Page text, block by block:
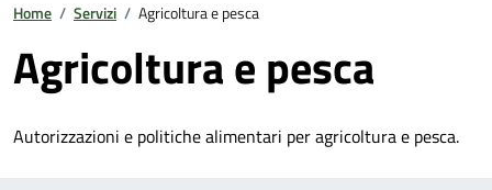
Home / Servizi / Agricoltura e pesca
Agricoltura e pesca
Autorizzazioni e politiche alimentari per agricoltura e pesca.